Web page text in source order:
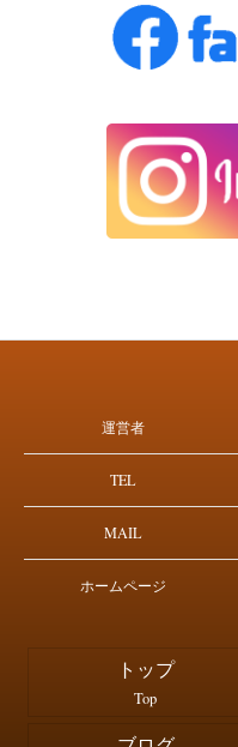
運営者
TEL
MAIL
ホームページ
トップ
Top